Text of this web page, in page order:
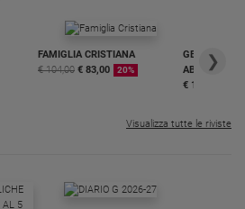
FAMIGLIA CRISTIANA
€ 104,00 € 83,00 20%
GBABY
€ 16,99
❯
Visualizza tutte le riviste